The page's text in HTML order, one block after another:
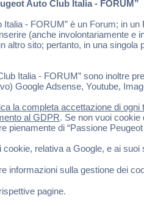
Auto Club Italia - FORUM”
Italia - FORUM” è un Forum; in
(anche involontariamente e
altro sito; pertanto, in una
Italia - FORUM” sono inoltre
Google Adsense, Youtube,
la completa accettazione di ogni
al GDPR. Se non vuoi cookie
pienamente di “Passione
relativa a Google, e ai
informazioni sulla gestione dei
pagine.